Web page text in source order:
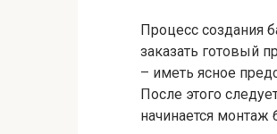
Процесс создания
заказать готовый
– иметь ясное
После этого
начинается монтаж